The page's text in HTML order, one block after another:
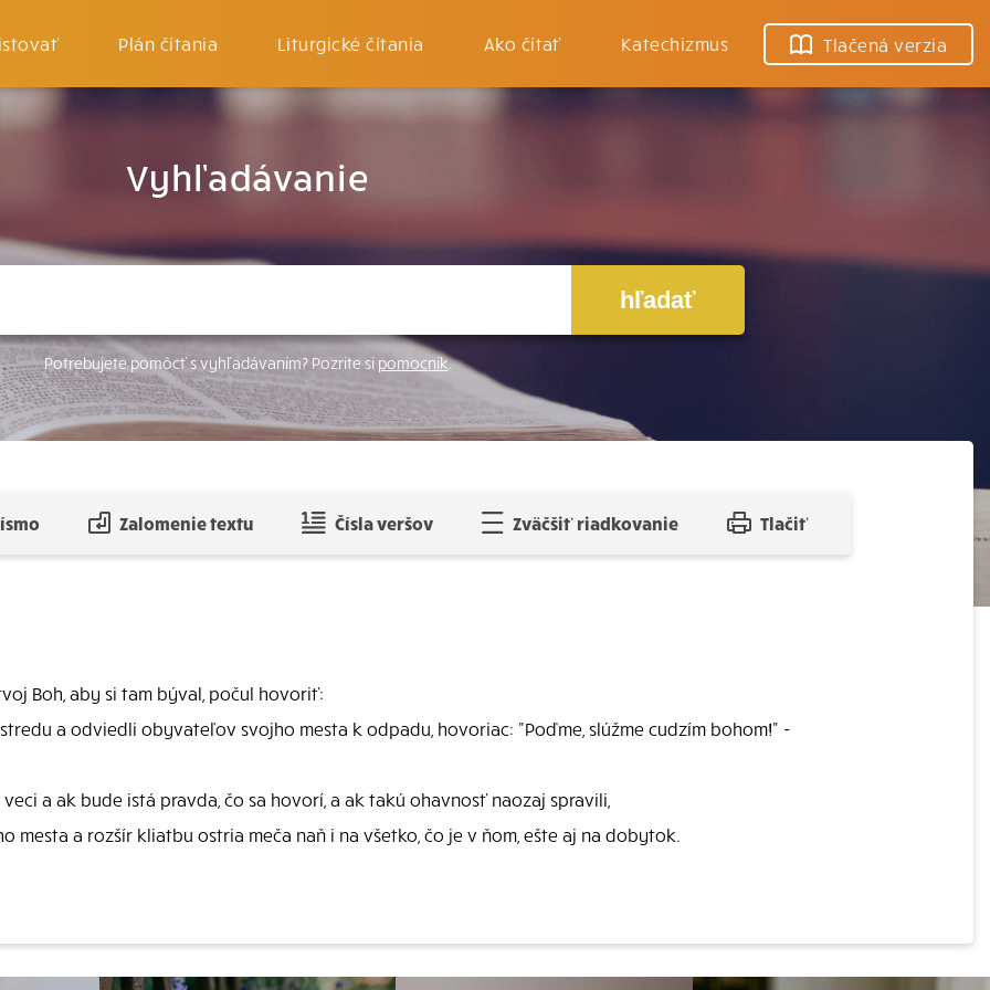
Plán čítania Liturgické čítania Ako čítať Katechizmus Tlačená verzia
Vyhľadávanie
hľadať
Potrebujete pomôcť s vyhľadávaním? Pozrite si pomocník.
Zalomenie textu Čísla veršov Zväčšiť riadkovanie Tlačiť
Boh, aby si tam býval, počul hovoriť:
a odviedli obyvateľov svojho mesta k odpadu, hovoriac: "Poďme, slúžme cudzím bohom!" -
a ak bude istá pravda, čo sa hovorí, a ak takú ohavnosť naozaj spravili,
a rozšír kliatbu ostria meča naň i na všetko, čo je v ňom, ešte aj na dobytok.